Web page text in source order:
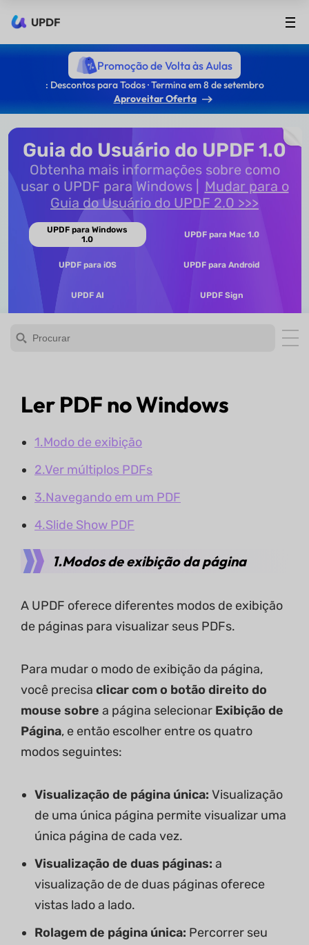
UPDF
Promoção de Volta às Aulas
: Descontos para Todos · Termina em 8 de setembro
Aproveitar Oferta
Guia do Usuário do UPDF 1.0
Obtenha mais informações sobre como
usar o UPDF para Windows
Mudar para o
Guia do Usuário do UPDF 2.0 >>>
UPDF para Windows
1.0
UPDF para Mac 1.0
UPDF para iOS UPDF para Android
UPDF AI UPDF Sign
Ler PDF no Windows
1.Modo de exibição
2.Ver múltiplos PDFs
3.Navegando em um PDF
4.Slide Show PDF
1.Modos de exibição da página
A UPDF oferece diferentes modos de exibição
de páginas para visualizar seus PDFs.
Para mudar o modo de exibição da página,
você precisa clicar com o botão direito do
mouse sobre a página selecionar Exibição de
Página, e então escolher entre os quatro
modos seguintes:
Visualização de página única: Visualização
de uma única página permite visualizar uma
única página de cada vez.
Visualização de duas páginas: a
visualização de de duas páginas oferece
vistas lado a lado.
Rolagem de página única: Percorrer seu